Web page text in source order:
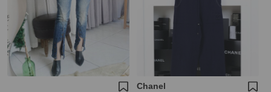
Chanel